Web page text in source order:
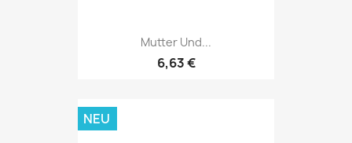
Mutter Und...
6,63 €
NEU